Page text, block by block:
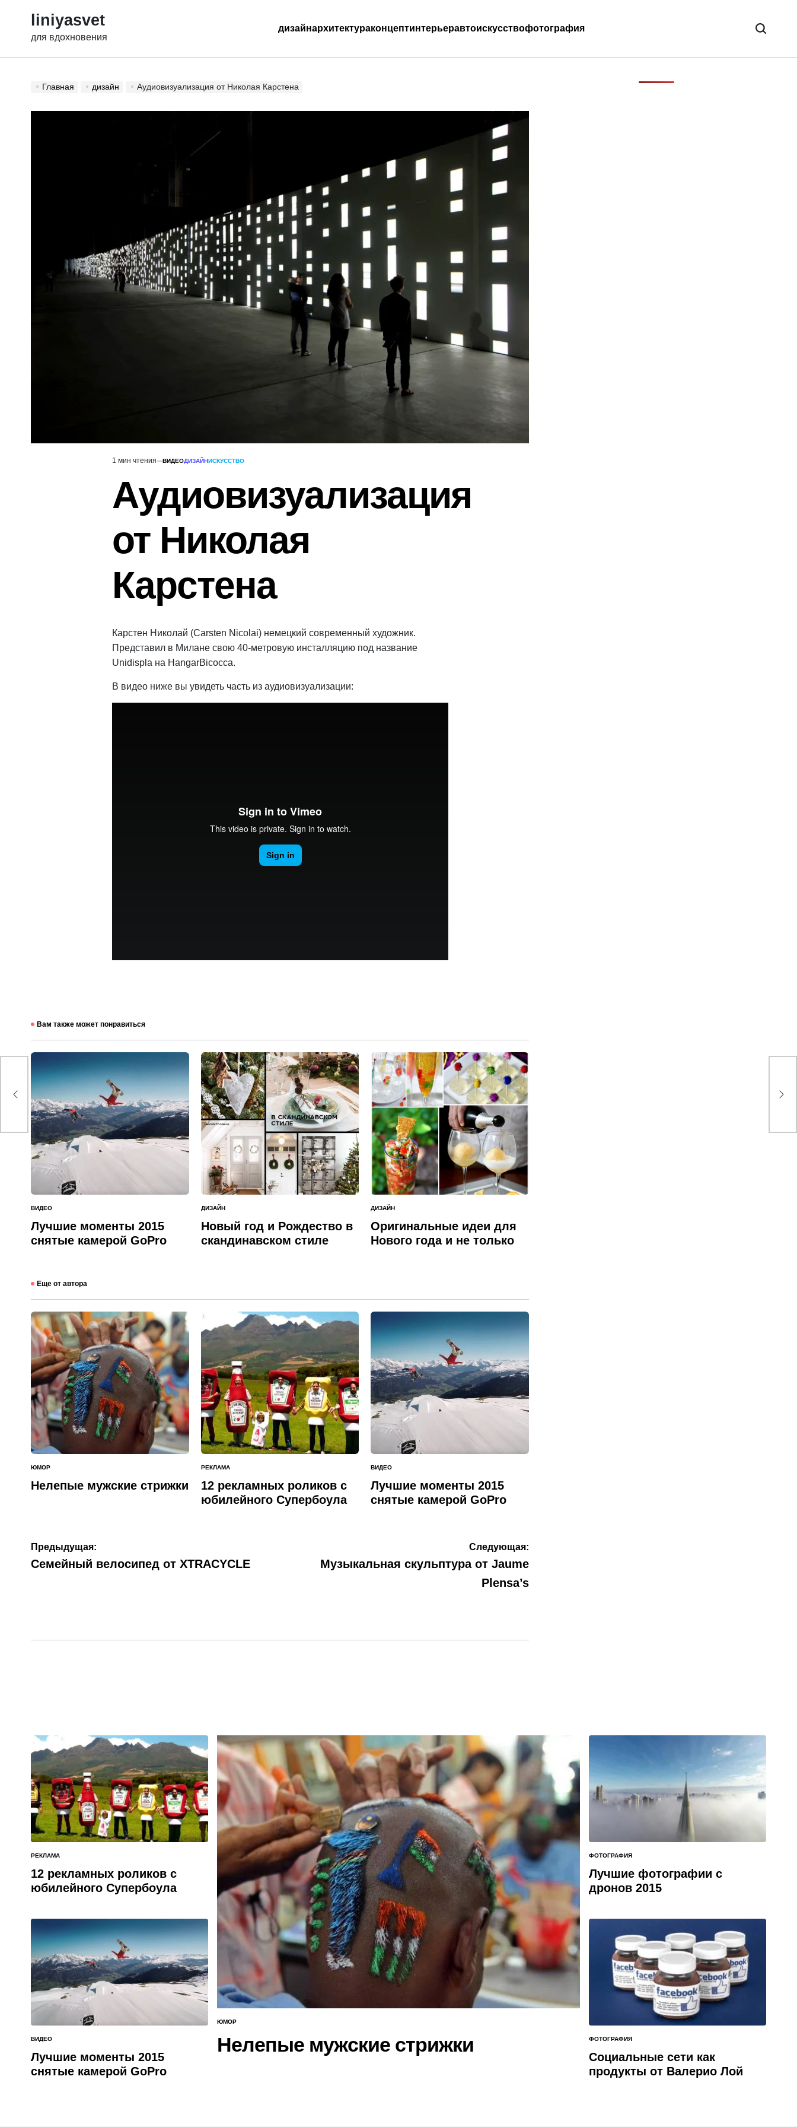
содержимому
liniyasvet
для вдохновения
дизайнархитектураконцептинтерьеравтоискусствофотография Поиск
Главная дизайн Аудиовизуализация от Николая Карстена
Расчётное
чтения
1 мин чтения
ОПУБЛИКОВАНО
ВИДЕОДИЗАЙНИСКУССТВО
Аудиовизуализация
от Николая
Карстена
Карстен Николай (Carsten Nicolai) немецкий современный художник.
Представил в Милане свою 40-метровую инсталляцию под название
Unidispla на HangarBicocca.
В видео ниже вы увидеть часть из аудиовизуализации:
Вам также может понравиться
ОПУБЛИКОВАНО
В
ВИДЕО
Лучшие моменты 2015
снятые камерой GoPro
ОПУБЛИКОВАНО
В
ДИЗАЙН
Новый год и Рождество в
скандинавском стиле
ОПУБЛИКОВАНО
В
ДИЗАЙН
Оригинальные идеи для
Нового года и не только
Еще от автора
ОПУБЛИКОВАНО
В
ЮМОР
Нелепые мужские стрижки
ОПУБЛИКОВАНО
В
РЕКЛАМА
12 рекламных роликов с
юбилейного Супербоула
ОПУБЛИКОВАНО
В
ВИДЕО
Лучшие моменты 2015
снятые камерой GoPro
от
Навигация
по
Предыдущая:
Семейный велосипед от XTRACYCLE
Следующая:
Музыкальная скульптура от Jaume
Plensa’s
ОПУБЛИКОВАНО
ЮМОР
Нелепые мужские стрижки
ОПУБЛИКОВАНО
В
РЕКЛАМА
12 рекламных роликов с
юбилейного Супербоула
ОПУБЛИКОВАНО
В
ВИДЕО
Лучшие моменты 2015
снятые камерой GoPro
ОПУБЛИКОВАНО
В
ФОТОГРАФИЯ
Лучшие фотографии с
дронов 2015
ОПУБЛИКОВАНО
В
ФОТОГРАФИЯ
Социальные сети как
продукты от Валерио Лой